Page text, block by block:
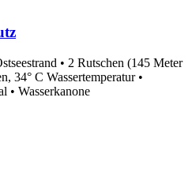
• 2 Rutschen (145 Meter
34° C Wassertemperatur •
• Wasserkanone